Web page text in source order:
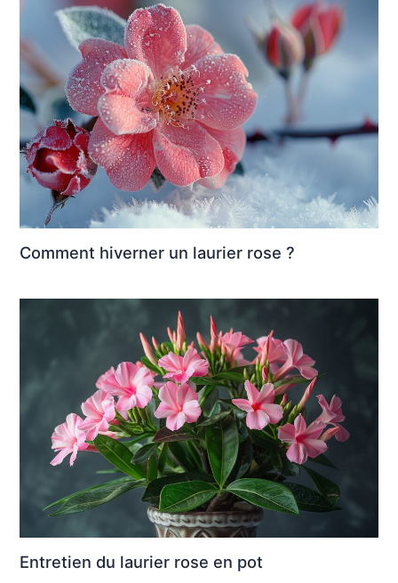
Comment hiverner un laurier rose ?
Entretien du laurier rose en pot